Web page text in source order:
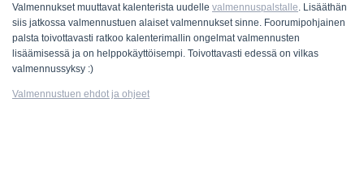
Valmennukset muuttavat kalenterista uudelle valmennuspalstalle . Lisääthän
siis jatkossa valmennustuen alaiset valmennukset sinne. Foorumipohjainen
palsta toivottavasti ratkoo kalenterimallin ongelmat valmennusten
lisäämisessä ja on helppokäyttöisempi. Toivottavasti edessä on vilkas
valmennussyksy :)
Valmennustuen ehdot ja ohjeet